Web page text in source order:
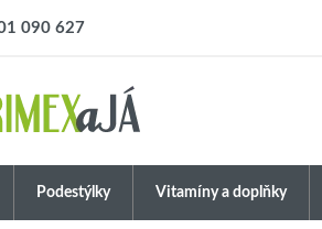
090 627
Podestýlky Vitamíny a doplňky